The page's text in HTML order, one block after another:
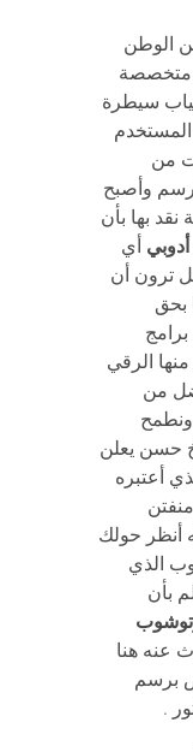
الوطن
متخصصة
سيطرة
من
وأصبح
بها بأن
أي
ترون أن
بحق
الرقي
من
حسن يعلن
أعتبره
أنظر حولك
الذي
بأن
عنه هنا
برسم
.